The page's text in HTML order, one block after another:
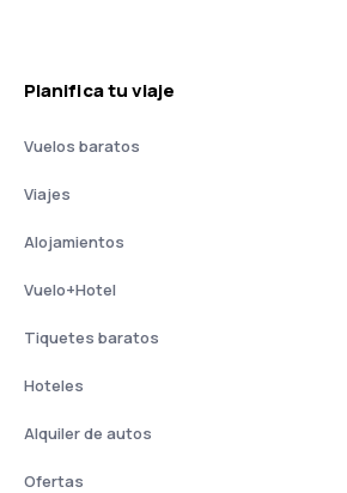
Planifica tu viaje
Vuelos baratos
Viajes
Alojamientos
Vuelo+Hotel
Tiquetes baratos
Hoteles
Alquiler de autos
Ofertas